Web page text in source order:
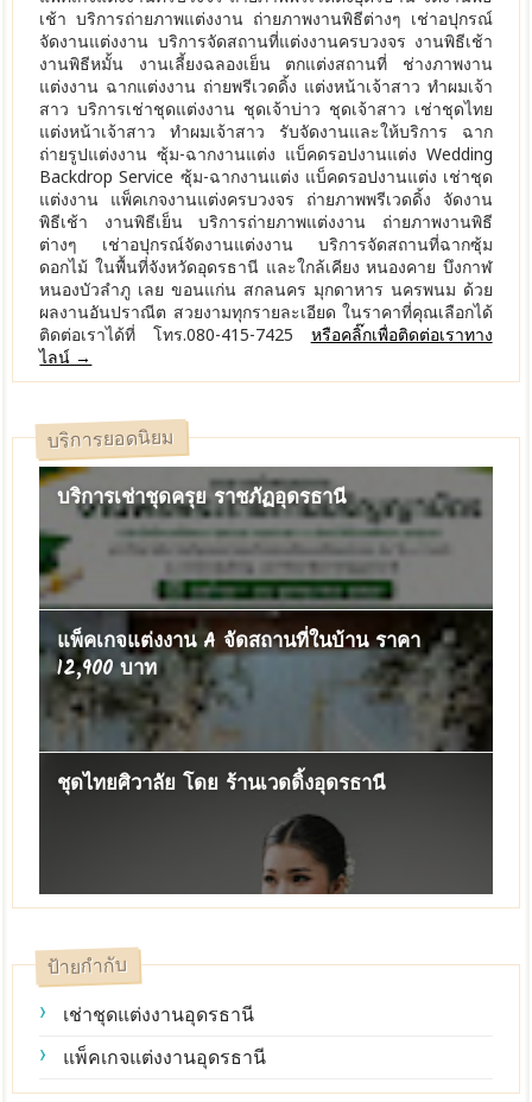
เช้า บริการถ่ายภาพแต่งงาน ถ่ายภาพงานพิธีต่างๆ เช่าอปุกรณ์
จัดงานแต่งงาน บริการจัดสถานที่แต่งงานครบวงจร งานพิธีเช้า
งานพิธีหมั้น งานเลี้ยงฉลองเย็น ตกแต่งสถานที่ ช่างภาพงาน
แต่งงาน ฉากแต่งงาน ถ่ายพรีเวดดิ้ง แต่งหน้าเจ้าสาว ทำผมเจ้า
สาว บริการเช่าชุดแต่งงาน ชุดเจ้าบ่าว ชุดเจ้าสาว เช่าชุดไทย
แต่งหน้าเจ้าสาว ทำผมเจ้าสาว รับจัดงานและให้บริการ ฉาก
ถ่ายรูปแต่งงาน ซุ้ม-ฉากงานแต่ง แบ็คดรอปงานแต่ง Wedding
Backdrop Service ซุ้ม-ฉากงานแต่ง แบ็คดรอปงานแต่ง เช่าชุด
แต่งงาน แพ็คเกจงานแต่งครบวงจร ถ่ายภาพพรีเวดดิ้ง จัดงาน
พิธีเช้า งานพิธีเย็น บริการถ่ายภาพแต่งงาน ถ่ายภาพงานพิธี
ต่างๆ เช่าอปุกรณ์จัดงานแต่งงาน บริการจัดสถานที่ฉากซุ้ม
ดอกไม้ ในพื้นที่จังหวัดอุดรธานี และใกล้เคียง หนองคาย บึงกาฬ
หนองบัวลำภู เลย ขอนแก่น สกลนคร มุกดาหาร นครพนม ด้วย
ผลงานอันปราณีต สวยงามทุกรายละเอียด ในราคาที่คุณเลือกได้
ติดต่อเราได้ที่ โทร.080-415-7425 หรือคลิ๊กเพื่อติดต่อเราทาง
ไลน์ →
บริการยอดนิยม
บริการเช่าชุดครุย ราชภัฏอุดรธานี
แพ็คเกจแต่งงาน A จัดสถานที่ในบ้าน ราคา
12,900 บาท
ชุดไทยศิวาลัย โดย ร้านเวดดิ้งอุดรธานี
ป้ายกำกับ
เช่าชุดแต่งงานอุดรธานี
แพ็คเกจแต่งงานอุดรธานี